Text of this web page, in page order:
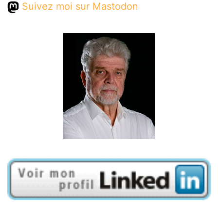
Suivez moi sur Mastodon